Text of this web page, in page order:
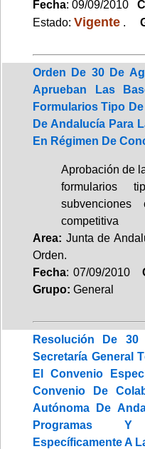
Fecha: 09/09/2010
Estado: Vigente .
Orden De 30 De
Aprueban Las
Formularios Tipo
De Andalucía Para
En Régimen De
Aprobación de
formularios
competitiva
Area: Junta de
Orden.
Fecha: 07/09/2010
Grupo: General
Resolución De
Secretaría General
El Convenio
Convenio De
Autónoma De
Programas Y
Específicamente A